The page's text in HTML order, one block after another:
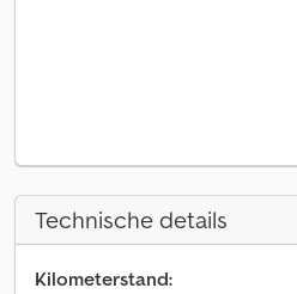
Technische details
Kilometerstand: